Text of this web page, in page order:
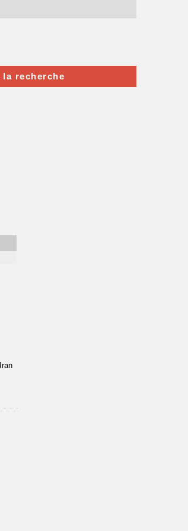
la recherche